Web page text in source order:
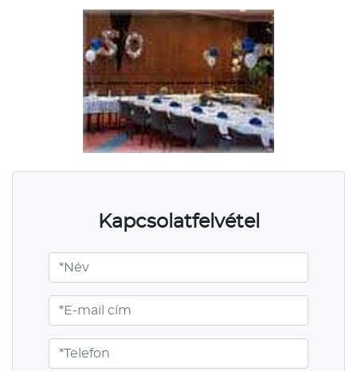
Kapcsolatfelvétel